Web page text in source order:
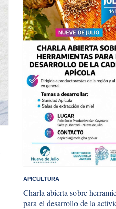
APICULTURA
Charla abierta sobre
para el desarrollo de la